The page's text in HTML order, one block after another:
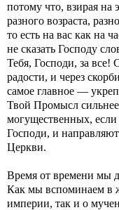
потому что, взирая на
разного возраста,
то есть на вас как на
не сказать Господу
Тебя, Господи, за все!
радости, и через
самое главное —
Твой Промысл
могущественных,
Господи, и
Церкви.
Время от времени мы
Как мы вспоминаем в
империи, так и о